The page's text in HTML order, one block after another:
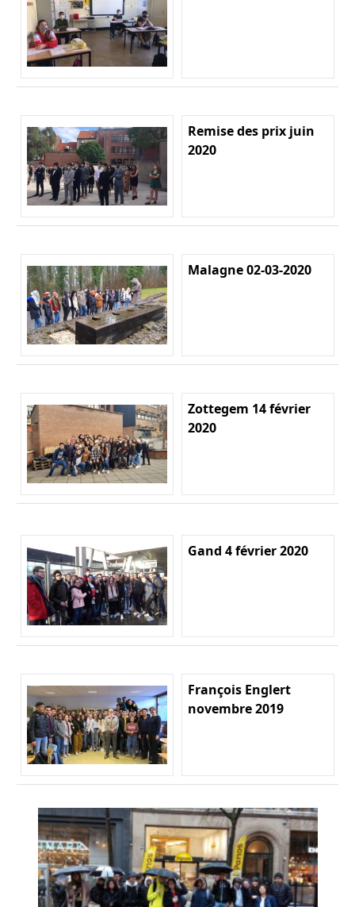
Remise des prix juin
2020
Malagne 02-03-2020
Zottegem 14 février
2020
Gand 4 février 2020
François Englert
novembre 2019